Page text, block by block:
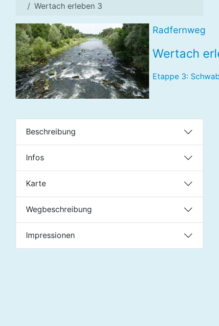
Wertach erleben 3
Radfernweg
Wertach
Etappe 3:
Beschreibung
Infos
Karte
Wegbeschreibung
Impressionen